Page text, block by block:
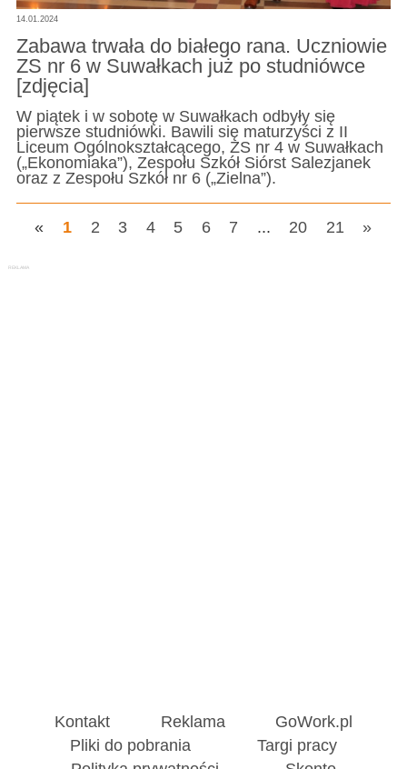
14.01.2024
Zabawa trwała do białego rana. Uczniowie
ZS nr 6 w Suwałkach już po studniówce
[zdjęcia]
W piątek i w sobotę w Suwałkach odbyły się
pierwsze studniówki. Bawili się maturzyści z II
Liceum Ogólnokształcącego, ZS nr 4 w Suwałkach
(„Ekonomiaka”), Zespołu Szkół Siórst Salezjanek
oraz z Zespołu Szkół nr 6 („Zielna”).
« 1 2 3 4 5 6 7 ... 20 21 »
Kontakt Reklama
GoWork.pl
Pliki do pobrania
Targi pracy